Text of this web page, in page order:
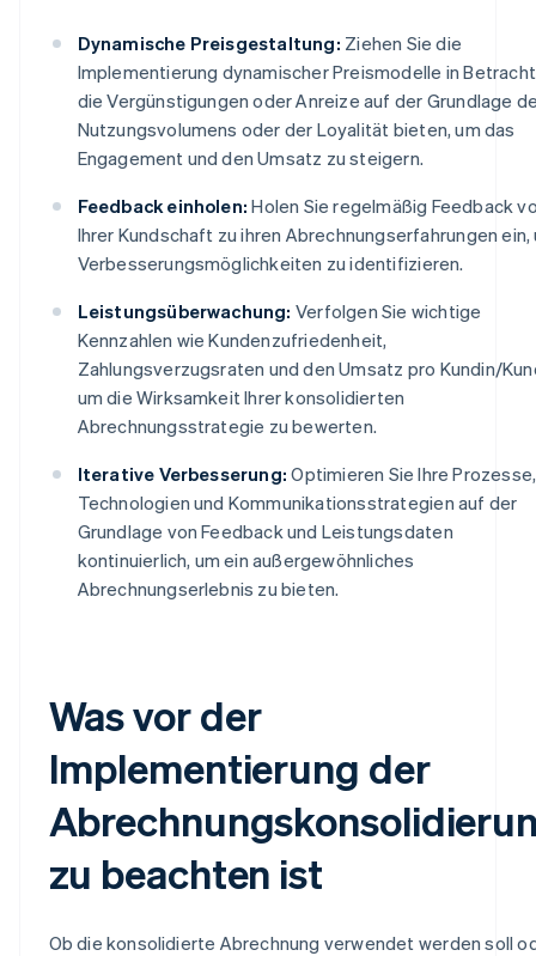
Dynamische Preisgestaltung: Ziehen Sie die
Implementierung dynamischer Preismodelle in
die Vergünstigungen oder Anreize auf der Grundlage
Nutzungsvolumens oder der Loyalität bieten, um das
Engagement und den Umsatz zu steigern.
Feedback einholen: Holen Sie regelmäßig Feedback
Ihrer Kundschaft zu ihren Abrechnungserfahrungen ein,
Verbesserungsmöglichkeiten zu identifizieren.
Leistungsüberwachung: Verfolgen Sie wichtige
Kennzahlen wie Kundenzufriedenheit,
Zahlungsverzugsraten und den Umsatz pro Kundin/
um die Wirksamkeit Ihrer konsolidierten
Abrechnungsstrategie zu bewerten.
Iterative Verbesserung: Optimieren Sie Ihre Prozesse,
Technologien und Kommunikationsstrategien auf der
Grundlage von Feedback und Leistungsdaten
kontinuierlich, um ein außergewöhnliches
Abrechnungserlebnis zu bieten.
Was vor der
Implementierung der
zu beachten ist
Ob die konsolidierte Abrechnung verwendet werden soll